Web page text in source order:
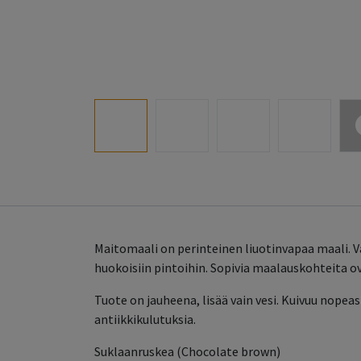
Maitomaali on perinteinen liuotinvapaa
huokoisiin pintoihin. Sopivia maalauskohteita
Tuote on jauheena, lisää vain vesi. Kuivuu
antiikkikulutuksia.
Suklaanruskea (Chocolate brown)